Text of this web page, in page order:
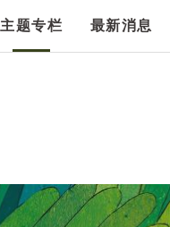
主题专栏 最新消息